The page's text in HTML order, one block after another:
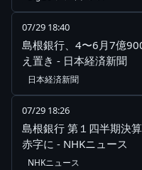
07/29 18:40
島根銀行、4〜6月7億
え置き - 日本経済新聞
日本経済新聞
07/29 18:26
島根銀行 第１四半期決
赤字に - NHKニュース
NHKニュース